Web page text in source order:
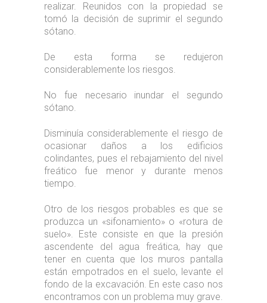
realizar. Reunidos con la propiedad se
tomó la decisión de suprimir el segundo
sótano.
De esta forma se redujeron
considerablemente los riesgos.
No fue necesario inundar el segundo
sótano.
Disminuía considerablemente el riesgo de
ocasionar daños a los edificios
colindantes, pues el rebajamiento del nivel
freático fue menor y durante menos
tiempo.
Otro de los riesgos probables es que se
produzca un «sifonamiento» o «rotura de
suelo». Este consiste en que la presión
ascendente del agua freática, hay que
tener en cuenta que los muros pantalla
están empotrados en el suelo, levante el
fondo de la excavación. En este caso nos
encontramos con un problema muy grave.